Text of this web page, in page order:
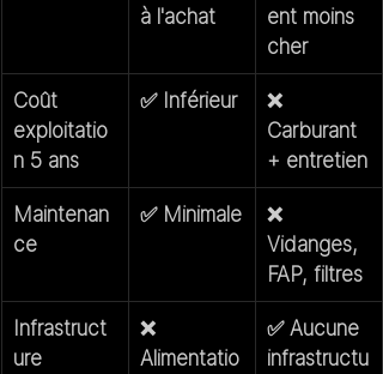
à l'achat
ent moins
cher
Coût
exploitatio
n 5 ans
✅ Inférieur
❌
Carburant
+ entretien
Maintenan
ce
✅ Minimale
❌
Vidanges,
FAP, filtres
Infrastruct
ure
❌
Alimentatio
✅ Aucune
infrastructu